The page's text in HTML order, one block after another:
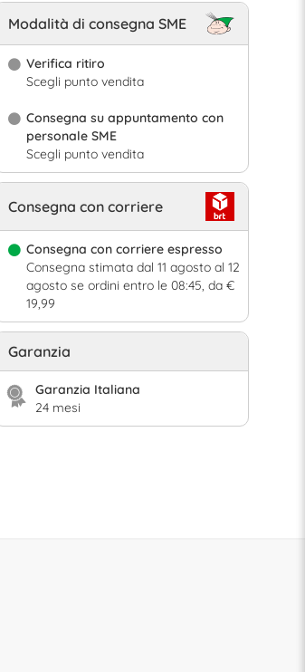
Modalità di consegna SME
Verifica ritiro
Scegli punto vendita
Consegna su appuntamento con
personale SME
Scegli punto vendita
Consegna con corriere
Consegna con corriere espresso
Consegna stimata dal 11 agosto al 12
agosto se ordini entro le 08:45, da €
19,99
Garanzia
Garanzia Italiana
24 mesi